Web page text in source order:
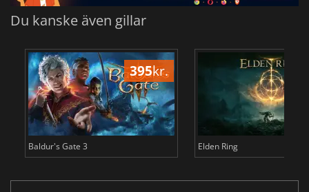
Du kanske även gillar
395kr.
Baldur's Gate 3 Elden Ring